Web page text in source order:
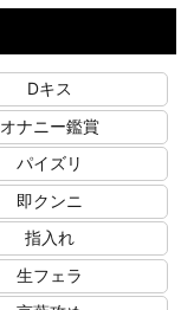
Dキス
オナニー鑑賞
パイズリ
即クンニ
指入れ
生フェラ